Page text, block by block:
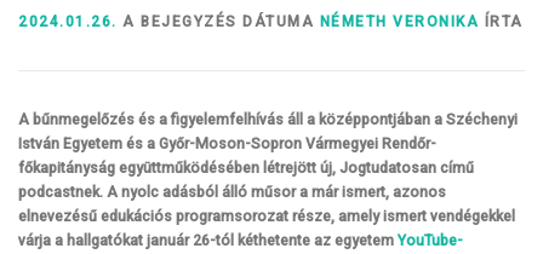
2024.01.26. A BEJEGYZÉS DÁTUMA NÉMETH VERONIKA ÍRTA
A bűnmegelőzés és a figyelemfelhívás áll a középpontjában a Széchenyi
István Egyetem és a Győr-Moson-Sopron Vármegyei Rendőr-
főkapitányság együttműködésében létrejött új, Jogtudatosan című
podcastnek. A nyolc adásból álló műsor a már ismert, azonos
elnevezésű edukációs programsorozat része, amely ismert vendégekkel
várja a hallgatókat január 26-tól kéthetente az egyetem YouTube-